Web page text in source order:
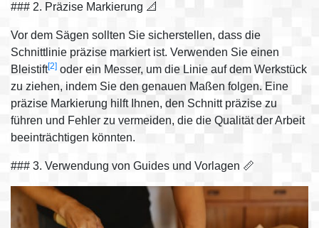
### 2. Präzise Markierung 📐
Vor dem Sägen sollten Sie sicherstellen, dass die
Schnittlinie präzise markiert ist. Verwenden Sie einen
Bleistift[2] oder ein Messer, um die Linie auf dem Werkstück
zu ziehen, indem Sie den genauen Maßen folgen. Eine
präzise Markierung hilft Ihnen, den Schnitt präzise zu
führen und Fehler zu vermeiden, die die Qualität der Arbeit
beeinträchtigen könnten.
### 3. Verwendung von Guides und Vorlagen 📏